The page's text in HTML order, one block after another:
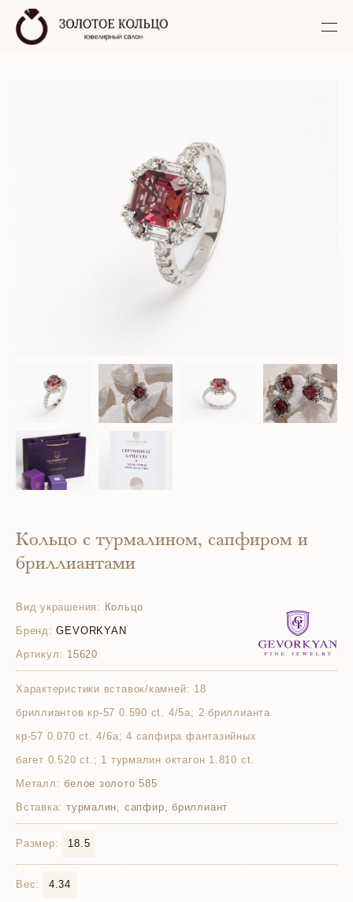
Кольцо с турмалином, сапфиром и
бриллиантами
Вид украшения: Кольцо
Бренд: GEVORKYAN
Артикул: 15620
Характеристики вставок/камней: 18
бриллиантов кр-57 0.590 ct. 4/5а; 2 бриллианта
кр-57 0.070 ct. 4/6а; 4 сапфира фантазийных
багет 0.520 ct.; 1 турмалин октагон 1.810 ct.
Металл: белое золото 585
Вставка: турмалин, сапфир, бриллиант
Размер: 18.5
Вес: 4.34